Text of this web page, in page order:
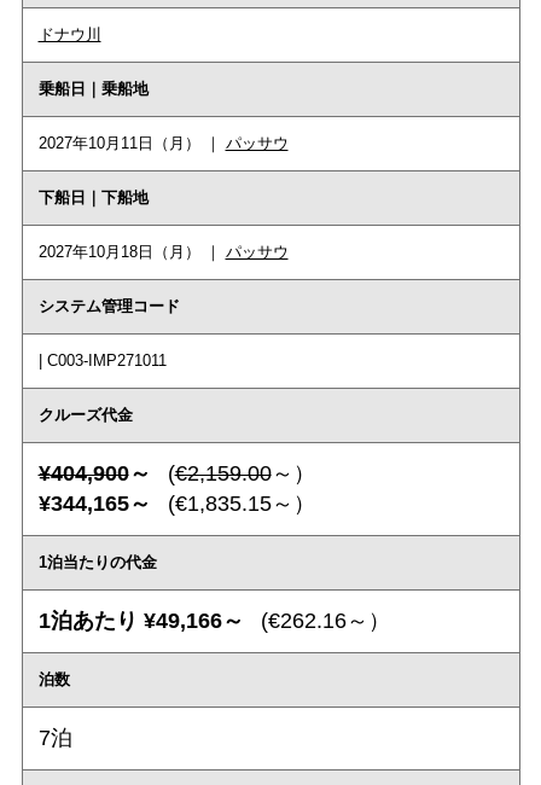
ドナウ川
乗船日｜乗船地
2027年10月11日（月） ｜ パッサウ
下船日｜下船地
2027年10月18日（月） ｜ パッサウ
システム管理コード
| C003-IMP271011
クルーズ代金
¥404,900～ (€2,159.00～）
¥344,165～
(€1,835.15～）
1泊当たりの代金
1泊あたり ¥49,166～ (€262.16～）
泊数
7泊